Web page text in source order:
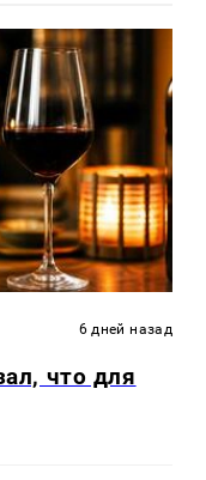
6 дней назад
что для